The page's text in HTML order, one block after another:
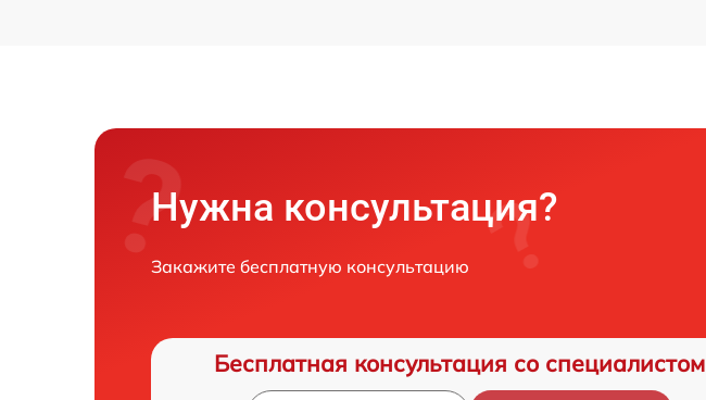
Нужна консультация?
Закажите бесплатную консультацию
Бесплатная консультация со специалистом